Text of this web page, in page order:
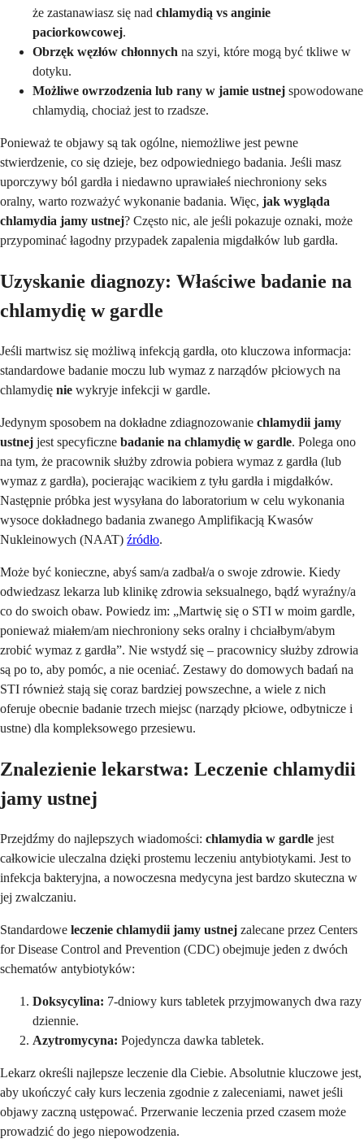
że zastanawiasz się nad chlamydią vs anginie
paciorkowcowej.
Obrzęk węzłów chłonnych na szyi, które mogą być tkliwe w
dotyku.
Możliwe owrzodzenia lub rany w jamie ustnej spowodowane
chlamydią, chociaż jest to rzadsze.
Ponieważ te objawy są tak ogólne, niemożliwe jest pewne
stwierdzenie, co się dzieje, bez odpowiedniego badania. Jeśli masz
uporczywy ból gardła i niedawno uprawiałeś niechroniony seks
oralny, warto rozważyć wykonanie badania. Więc, jak wygląda
chlamydia jamy ustnej? Często nic, ale jeśli pokazuje oznaki, może
przypominać łagodny przypadek zapalenia migdałków lub gardła.
Uzyskanie diagnozy: Właściwe badanie na
chlamydię w gardle
Jeśli martwisz się możliwą infekcją gardła, oto kluczowa informacja:
standardowe badanie moczu lub wymaz z narządów płciowych na
chlamydię nie wykryje infekcji w gardle.
Jedynym sposobem na dokładne zdiagnozowanie chlamydii jamy
ustnej jest specyficzne badanie na chlamydię w gardle. Polega ono
na tym, że pracownik służby zdrowia pobiera wymaz z gardła (lub
wymaz z gardła), pocierając wacikiem z tyłu gardła i migdałków.
Następnie próbka jest wysyłana do laboratorium w celu wykonania
wysoce dokładnego badania zwanego Amplifikacją Kwasów
Nukleinowych (NAAT) źródło.
Może być konieczne, abyś sam/a zadbał/a o swoje zdrowie. Kiedy
odwiedzasz lekarza lub klinikę zdrowia seksualnego, bądź wyraźny/a
co do swoich obaw. Powiedz im: „Martwię się o STI w moim gardle,
ponieważ miałem/am niechroniony seks oralny i chciałbym/abym
zrobić wymaz z gardła”. Nie wstydź się – pracownicy służby zdrowia
są po to, aby pomóc, a nie oceniać. Zestawy do domowych badań na
STI również stają się coraz bardziej powszechne, a wiele z nich
oferuje obecnie badanie trzech miejsc (narządy płciowe, odbytnicze i
ustne) dla kompleksowego przesiewu.
Znalezienie lekarstwa: Leczenie chlamydii
jamy ustnej
Przejdźmy do najlepszych wiadomości: chlamydia w gardle jest
całkowicie uleczalna dzięki prostemu leczeniu antybiotykami. Jest to
infekcja bakteryjna, a nowoczesna medycyna jest bardzo skuteczna w
jej zwalczaniu.
Standardowe leczenie chlamydii jamy ustnej zalecane przez Centers
for Disease Control and Prevention (CDC) obejmuje jeden z dwóch
schematów antybiotyków:
Doksycylina: 7-dniowy kurs tabletek przyjmowanych dwa razy
dziennie.
Azytromycyna: Pojedyncza dawka tabletek.
Lekarz określi najlepsze leczenie dla Ciebie. Absolutnie kluczowe jest,
aby ukończyć cały kurs leczenia zgodnie z zaleceniami, nawet jeśli
objawy zaczną ustępować. Przerwanie leczenia przed czasem może
prowadzić do jego niepowodzenia.